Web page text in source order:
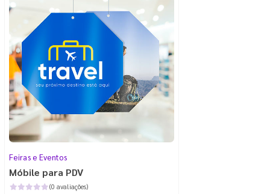
Feiras e Eventos
Móbile para PDV
(0 avaliações)